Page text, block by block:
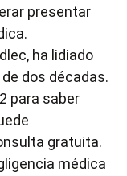
presentar
ha lidiado
dos décadas.
para saber
gratuita.
médica